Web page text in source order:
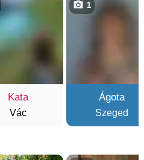
Kata
Vác
Ágota
Szeged
1